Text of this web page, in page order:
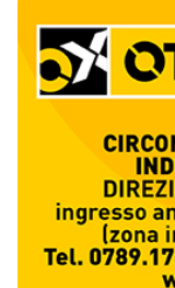
1
Via
resta
Cronaca
Olbia,
Cronaca
Più lette della